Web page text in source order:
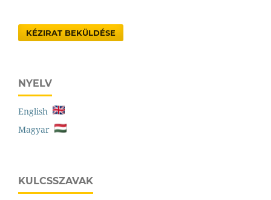
KÉZIRAT BEKÜLDÉSE
NYELV
English
Magyar
KULCSSZAVAK